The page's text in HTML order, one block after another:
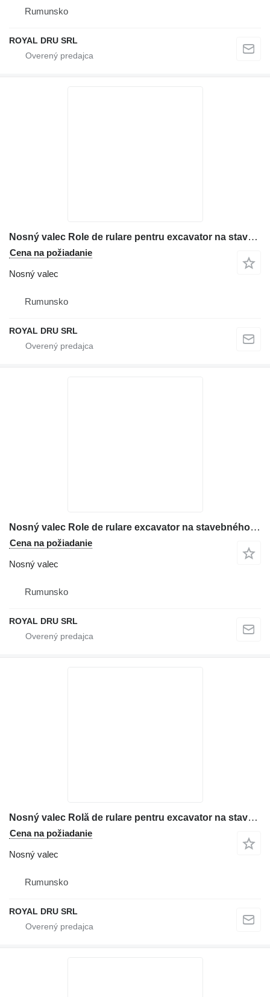
Rumunsko
ROYAL DRU SRL
Nosný valec Role de rulare pentru excavator na stavebného stroja Case 1188-12
Cena na požiadanie
Nosný valec
Rumunsko
ROYAL DRU SRL
Nosný valec Role de rulare excavator na stavebného stroja Case 1188
Cena na požiadanie
Nosný valec
Rumunsko
ROYAL DRU SRL
Nosný valec Rolă de rulare pentru excavator na stavebného stroja Case
Cena na požiadanie
Nosný valec
Rumunsko
ROYAL DRU SRL